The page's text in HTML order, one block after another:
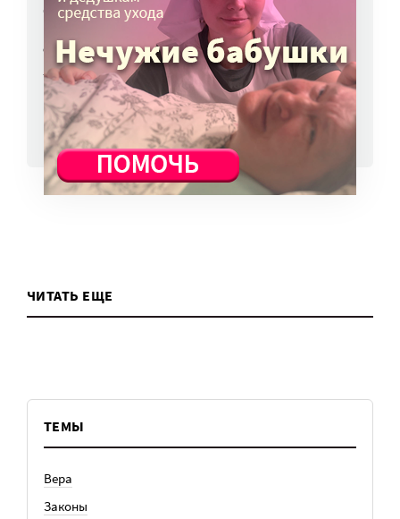
Открыта горячая линия для тех, кто
не может дозвониться до близких,
отдыхающих в Архипо-Осиповке
5 авг, 14:32
ВСЕ НОВОСТИ
ЧИТАТЬ ЕЩЕ
ТЕМЫ
Вера
Законы